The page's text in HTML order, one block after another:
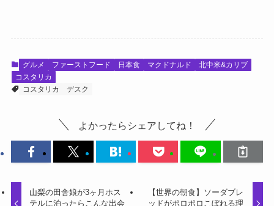
グルメ ファーストフード 日本食 マクドナルド
北中米&カリブ
コスタリカ
コスタリカ
デスク
よかったらシェアしてね！
山梨の田舎娘が3ヶ月ホス
テルに泊ったらこんな出会
【世界の朝食】ソーダブレ
ッドがポロポロこぼれる理